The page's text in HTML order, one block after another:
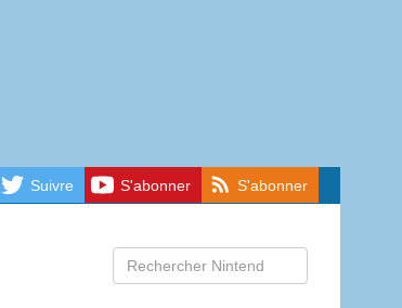
Suivre S'abonner S'abonner